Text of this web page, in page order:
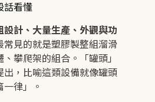
話看懂
計、大量生產、外觀與功
常見的就是塑膠製整組溜滑
攀爬架的組合。「罐頭」
，比喻這類設備就像罐頭
律」。